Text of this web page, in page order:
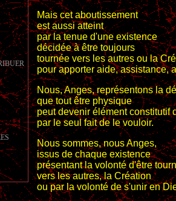
Mais cet aboutissement
est aussi atteint
par la tenue d'une existence
décidée à être toujours
tournée vers les autres ou la
pour apporter aide, assistance,
Nous, Anges, représentons la
que tout être physique
peut devenir élément constitutif
par le seul fait de le vouloir.
Nous sommes, nous Anges,
issus de chaque existence
présentant la volonté d'être
vers les autres, la Création
ou par la volonté de s'unir en